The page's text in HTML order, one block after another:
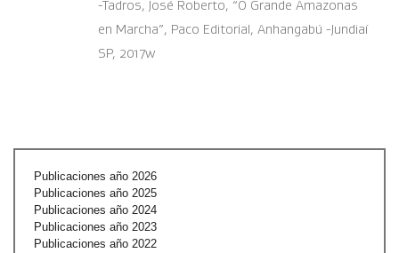
-Tadros, José Roberto, “O Grande Amazonas
en Marcha”, Paco Editorial, Anhangabú -Jundiaí
SP, 2017w
Publicaciones año 2026
Publicaciones año 2025
Publicaciones año 2024
Publicaciones año 2023
Publicaciones año 2022